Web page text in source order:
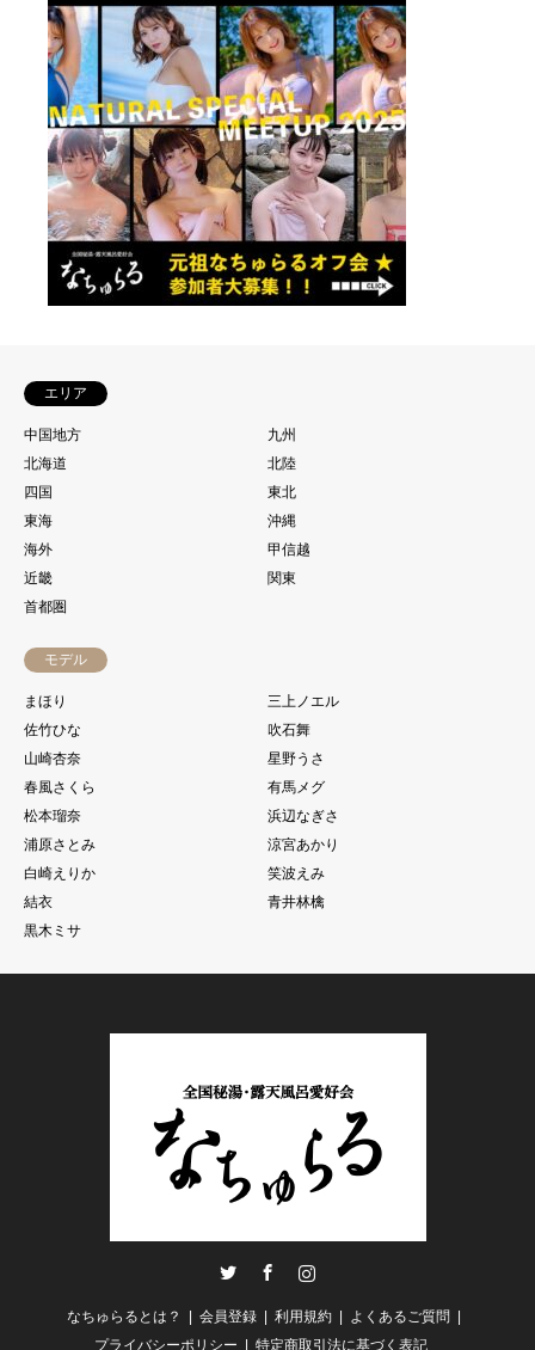
エリア
中国地方
九州
北海道
北陸
四国
東北
東海
沖縄
海外
甲信越
近畿
関東
首都圏
モデル
まほり
三上ノエル
佐竹ひな
吹石舞
山崎杏奈
星野うさ
春風さくら
有馬メグ
松本瑠奈
浜辺なぎさ
浦原さとみ
涼宮あかり
白崎えりか
笑波えみ
結衣
青井林檎
黒木ミサ
なちゅらるとは？ 会員登録 利用規約
よくあるご質問
プライバシーポリシー
特定商取引法に基づく表記